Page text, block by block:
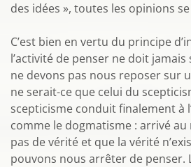
des idées », toutes les opinions
C’est bien en vertu du principe
l’activité de penser ne doit jamais
ne devons pas nous reposer sur
ne serait-ce que celui du
scepticisme conduit finalement à
comme le dogmatisme : arrivé au
pas de vérité et que la vérité
pouvons nous arrêter de penser.